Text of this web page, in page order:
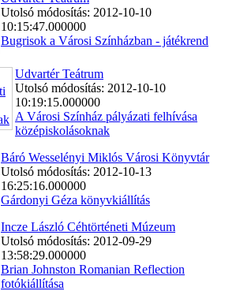
Utolsó módosítás: 2012-10-10
10:15:47.000000
Bugrisok a Városi Színházban - játékrend
Udvartér Teátrum
Utolsó módosítás: 2012-10-10
10:19:15.000000
A Városi Színház pályázati felhívása
középiskolásoknak
Báró Wesselényi Miklós Városi Könyvtár
Utolsó módosítás: 2012-10-13
16:25:16.000000
Gárdonyi Géza könyvkiállítás
Incze László Céhtörténeti Múzeum
Utolsó módosítás: 2012-09-29
13:58:29.000000
Brian Johnston Romanian Reflection
fotókiállítása